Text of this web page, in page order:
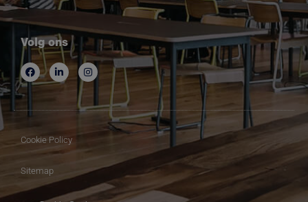
Volg ons
Cookie Policy
Sitemap